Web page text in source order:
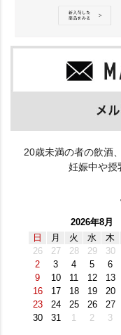
20歳未満の者の飲酒
妊娠中や授
2026年8月
日
月 火 水 木
26
27 28 29 30
2
3 4 5 6
9
10 11 12 13
16
17 18 19 20
23
24 25 26 27
30
31 1 2 3